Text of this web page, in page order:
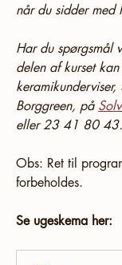
når du sidder med
Har du spørgsmål
delen af kurset
keramikunderviser,
Borggreen, på
eller 23 41 80 43.
Obs: Ret til
forbeholdes.
Se ugeskema her: